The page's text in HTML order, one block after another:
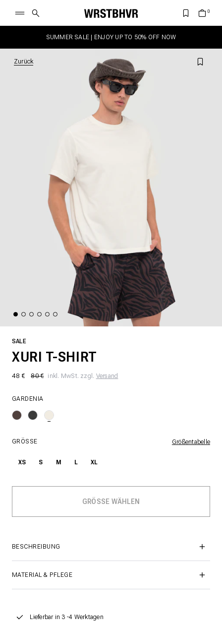
SUMMER SALE | ENJOY UP TO 50% OFF NOW
Zurück
SALE
XURI T-SHIRT
48 € 80 € inkl. MwSt. zzgl. Versand
GARDENIA
GRÖSSE Größentabelle
XS S M L XL
BESCHREIBUNG
MATERIAL & PFLEGE
Lieferbar in 3 -4 Werktagen